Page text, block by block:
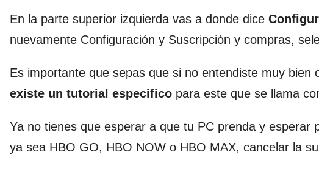
En la parte superior izquierda vas a donde dice
nuevamente Configuración y Suscripción y compras,
Es importante que sepas que si no entendiste muy
existe un tutorial especifico para este que se llama
Ya no tienes que esperar a que tu PC prenda y esperar
ya sea HBO GO, HBO NOW o HBO MAX, cancelar la